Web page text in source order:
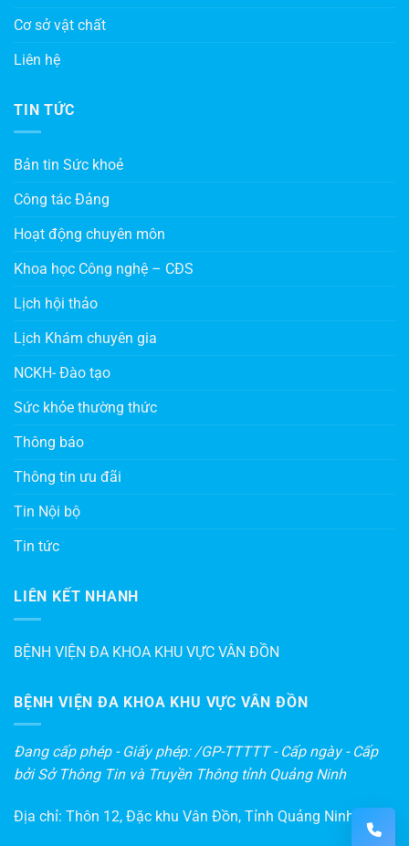
Cơ sở vật chất
Liên hệ
TIN TỨC
Bản tin Sức khoẻ
Công tác Đảng
Hoạt động chuyên môn
Khoa học Công nghệ – CĐS
Lịch hội thảo
Lịch Khám chuyên gia
NCKH- Đào tạo
Sức khỏe thường thức
Thông báo
Thông tin ưu đãi
Tin Nội bộ
Tin tức
LIÊN KẾT NHANH
BỆNH VIỆN ĐA KHOA KHU VỰC VÂN ĐỒN
BỆNH VIỆN ĐA KHOA KHU VỰC VÂN ĐỒN
Đang cấp phép - Giấy phép: /GP-TTTTT - Cấp ngày - Cấp
bởi Sở Thông Tin và Truyền Thông tỉnh Quảng Ninh
Địa chỉ: Thôn 12, Đặc khu Vân Đồn, Tỉnh Quảng Ninh